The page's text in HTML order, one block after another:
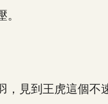
見到王虎這個不